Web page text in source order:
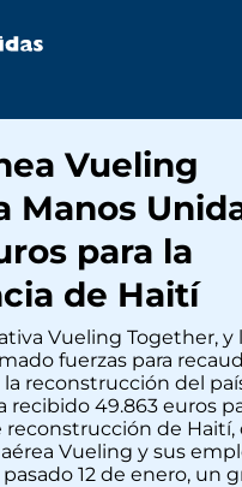
Vueling
Manos
para la
de Haití
Vueling Together, y
fuerzas para
reconstrucción del
recibido 49.863 euros
reconstrucción de Haití,
Vueling y sus
12 de enero, un